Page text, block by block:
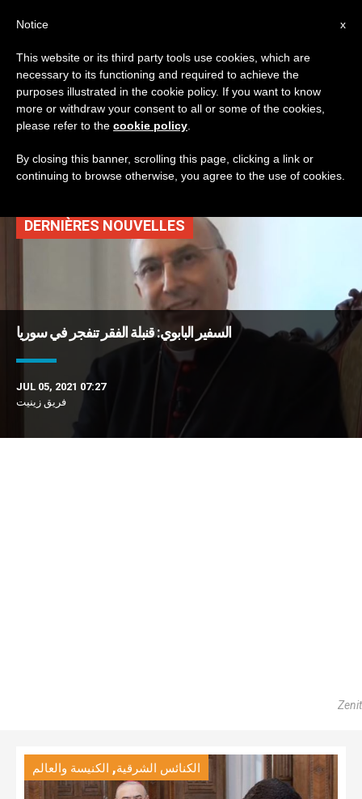
TAG
Posts Tagged ‘السفير
البابوي في سوريا’
DERNIÈRES NOUVELLES
السفير البابوي: قنبلة الفقر تنفجر في سوريا
JUL 05, 2021 07:27
فريق زينيت
Zenit
الكنائس الشرقية, الكنيسة والعالم
x
Notice
This website or its third party tools use cookies, which are
necessary to its functioning and required to achieve the
purposes illustrated in the cookie policy. If you want to know
more or withdraw your consent to all or some of the cookies,
please refer to the cookie policy
By closing this banner, scrolling this page, clicking a link or
continuing to browse otherwise, you agree to the use of cookies.